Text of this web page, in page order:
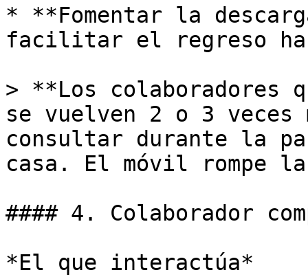
* **Fomentar la
facilitar el regreso
> **Los colaboradores
se vuelven 2 o 3 veces
consultar durante la
casa. El móvil rompe
#### 4. Colaborador
*El que interactúa*